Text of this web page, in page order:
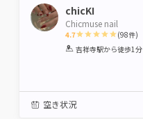
chicKI
Chicmuse nail
4.7
1 2 3 4 5
(98件)
吉祥寺駅から徒歩1分
空き状況